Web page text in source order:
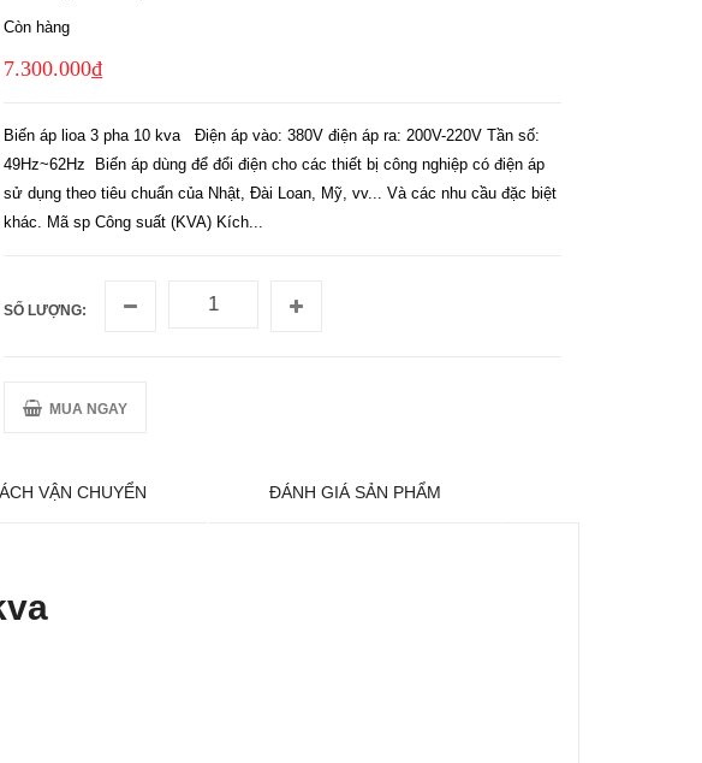
Còn hàng
7.300.000₫
Biến áp lioa 3 pha 10 kva Điện áp vào: 380V điện áp ra: 200V-220V Tần số:
49Hz~62Hz Biến áp dùng để đổi điện cho các thiết bị công nghiệp có điện áp
sử dụng theo tiêu chuẩn của Nhật, Đài Loan, Mỹ, vv... Và các nhu cầu đặc biệt
khác. Mã sp Công suất (KVA) Kích...
SỐ LƯỢNG:
MUA NGAY
VẬN CHUYỂN ĐÁNH GIÁ SẢN PHẨM